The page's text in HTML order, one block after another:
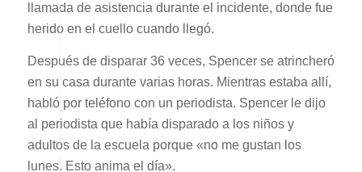
llamada de asistencia durante el incidente, donde fue
herido en el cuello cuando llegó.
Después de disparar 36 veces, Spencer se atrincheró
en su casa durante varias horas. Mientras estaba allí,
habló por teléfono con un periodista. Spencer le dijo
al periodista que había disparado a los niños y
adultos de la escuela porque «no me gustan los
lunes. Esto anima el día».